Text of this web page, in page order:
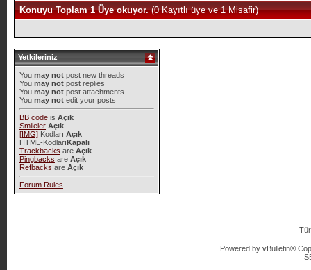
Konuyu Toplam 1 Üye okuyor.(0 Kayıtlı üye ve 1 Misafir)
Yetkileriniz
You may notpost new threads
You may notpost replies
You may notpost attachments
You may notedit your posts
BB codeis Açık
Smileler Açık
[IMG]Kodları Açık
HTML-KodlarıKapalı
Trackbacks are Açık
Pingbacks are Açık
Refbacks are Açık
Forum Rules
Powered by vBulletin®